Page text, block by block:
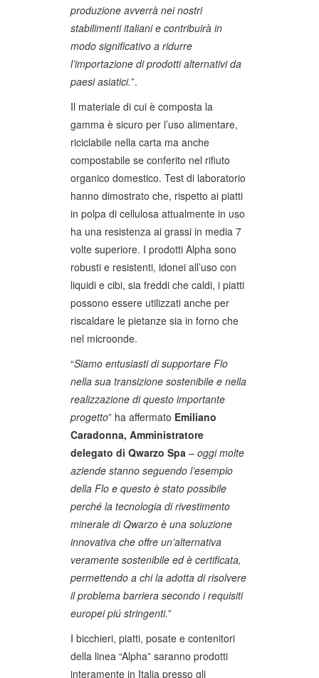
produzione avverrà nei nostri
stabilimenti italiani e contribuirà in
modo significativo a ridurre
l’importazione di prodotti alternativi da
paesi asiatici.”.
Il materiale di cui è composta la
gamma è sicuro per l’uso alimentare,
riciclabile nella carta ma anche
compostabile se conferito nel rifiuto
organico domestico. Test di laboratorio
hanno dimostrato che, rispetto ai piatti
in polpa di cellulosa attualmente in uso
ha una resistenza ai grassi in media 7
volte superiore. I prodotti Alpha sono
robusti e resistenti, idonei all’uso con
liquidi e cibi, sia freddi che caldi, i piatti
possono essere utilizzati anche per
riscaldare le pietanze sia in forno che
nel microonde.
“Siamo entusiasti di supportare Flo
nella sua transizione sostenibile e nella
realizzazione di questo importante
progetto” ha affermato Emiliano
Caradonna, Amministratore
delegato di Qwarzo Spa – oggi molte
aziende stanno seguendo l’esempio
della Flo e questo è stato possibile
perché la tecnologia di rivestimento
minerale di Qwarzo è una soluzione
innovativa che offre un’alternativa
veramente sostenibile ed è certificata,
permettendo a chi la adotta di risolvere
il problema barriera secondo i requisiti
europei piú stringenti.”
I bicchieri, piatti, posate e contenitori
della linea “Alpha” saranno prodotti
interamente in Italia presso gli